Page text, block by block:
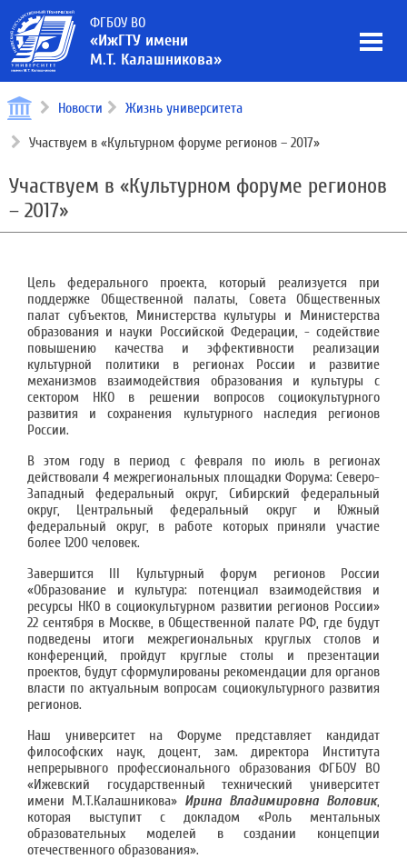
ФГБОУ ВО
«ИжГТУ имени
М.Т. Калашникова»
Новости Жизнь университета
Участвуем в «Культурном форуме регионов – 2017»
Участвуем в «Культурном форуме регионов
– 2017»
Цель федерального проекта, который реализуется при
поддержке Общественной палаты, Совета Общественных
палат субъектов, Министерства культуры и Министерства
образования и науки Российской Федерации, - содействие
повышению качества и эффективности реализации
культурной политики в регионах России и развитие
механизмов взаимодействия образования и культуры с
сектором НКО в решении вопросов социокультурного
развития и сохранения культурного наследия регионов
России.
В этом году в период с февраля по июль в регионах
действовали 4 межрегиональных площадки Форума: Северо-
Западный федеральный округ, Сибирский федеральный
округ, Центральный федеральный округ и Южный
федеральный округ, в работе которых приняли участие
более 1200 человек.
Завершится III Культурный форум регионов России
«Образование и культура: потенциал взаимодействия и
ресурсы НКО в социокультурном развитии регионов России»
22 сентября в Москве, в Общественной палате РФ, где будут
подведены итоги межрегиональных круглых столов и
конференций, пройдут круглые столы и презентации
проектов, будут сформулированы рекомендации для органов
власти по актуальным вопросам социокультурного развития
регионов.
Наш университет на Форуме представляет кандидат
философских наук, доцент, зам. директора Института
непрерывного профессионального образования ФГБОУ ВО
«Ижевский государственный технический университет
имени М.Т.Калашникова» Ирина Владимировна Воловик,
которая выступит с докладом «Роль ментальных
образовательных моделей в создании концепции
отечественного образования».